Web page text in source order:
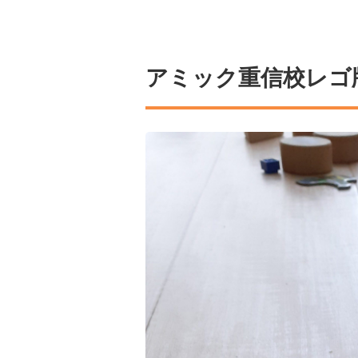
アミック重信校レゴ